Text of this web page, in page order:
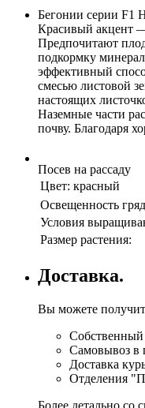
Бегонии серии F1
Красивый акцент —
Предпочитают
подкормку
эффективный
смесью листовой
настоящих
Наземные части
почву. Благодаря
Посев на рассаду
Цвет: красный
Освещенность
Условия
Размер растения:
Доставка.
Вы можете
Собственный
Самовывоз в
Доставка
Отделения
Более детально со